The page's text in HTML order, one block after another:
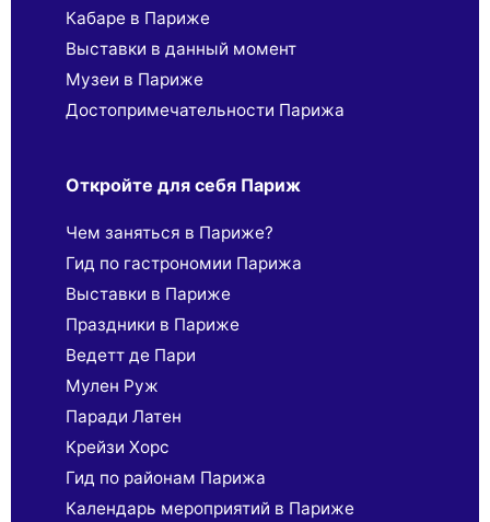
Кабаре в Париже
Выставки в данный момент
Музеи в Париже
Достопримечательности Парижа
Откройте для себя Париж
Чем заняться в Париже?
Гид по гастрономии Парижа
Выставки в Париже
Праздники в Париже
Ведетт де Пари
Мулен Руж
Паради Латен
Крейзи Хорс
Гид по районам Парижа
Календарь мероприятий в Париже